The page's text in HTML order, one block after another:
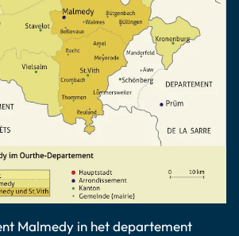
Malmedy in het departement